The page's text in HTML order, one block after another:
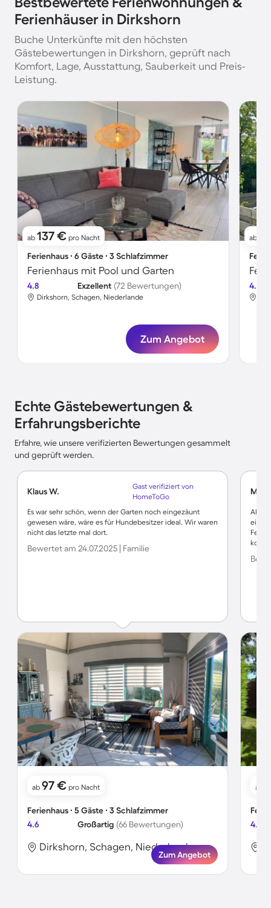
Ferienhäuser in Dirkshorn
Buche Unterkünfte mit den höchsten
Gästebewertungen in Dirkshorn, geprüft nach
Komfort, Lage, Ausstattung, Sauberkeit und Preis-
Leistung.
ab 137 € pro Nacht
Ferienhaus ∙ 6 Gäste ∙ 3 Schlafzimmer
Ferienhaus mit Pool und Garten
4.8 Exzellent (72 Bewertungen)
Dirkshorn, Schagen, Niederlande
Zum Angebot
ab
4.7
Echte Gästebewertungen &
Erfahrungsberichte
Erfahre, wie unsere verifizierten Bewertungen gesammelt
und geprüft werden.
Klaus W.
Gast verifiziert von
HomeToGo
Es war sehr schön, wenn der Garten noch eingezäunt
gewesen wäre, wäre es für Hundebesitzer ideal. Wir waren
nicht das letzte mal dort.
Bewertet am 24.07.2025 | Familie
ab 97 € pro Nacht
Ferienhaus ∙ 5 Gäste ∙ 3 Schlafzimmer
4.6
Großartig (66 Bewertungen)
Dirkshorn, Schagen, Niederlande
Zum Angebot
Alles
ab
4.5